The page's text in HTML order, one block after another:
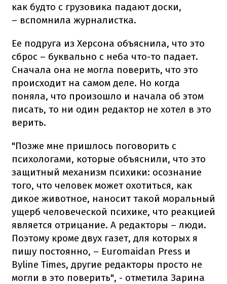
как будто с грузовика падают доски,
– вспомнила журналистка.
Ее подруга из Херсона объяснила, что это
сброс – буквально с неба что-то падает.
Сначала она не могла поверить, что это
происходит на самом деле. Но когда
поняла, что произошло и начала об этом
писать, то ни один редактор не хотел в это
верить.
"Позже мне пришлось поговорить с
психологами, которые объяснили, что это
защитный механизм психики: осознание
того, что человек может охотиться, как
дикое животное, наносит такой моральный
ущерб человеческой психике, что реакцией
является отрицание. А редакторы – люди.
Поэтому кроме двух газет, для которых я
пишу постоянно, – Euromaidan Press и
Byline Times, другие редакторы просто не
могли в это поверить", - отметила Зарина